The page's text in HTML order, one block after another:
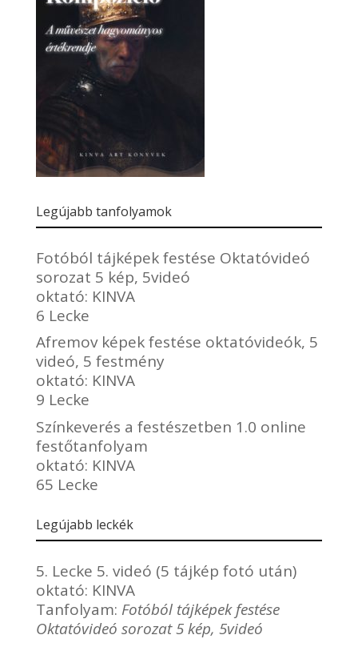
Legújabb tanfolyamok
Fotóból tájképek festése Oktatóvideó
sorozat 5 kép, 5videó
oktató: KINVA
6 Lecke
Afremov képek festése oktatóvideók, 5
videó, 5 festmény
oktató: KINVA
9 Lecke
Színkeverés a festészetben 1.0 online
festőtanfolyam
oktató: KINVA
65 Lecke
Legújabb leckék
5. Lecke 5. videó (5 tájkép fotó után)
oktató: KINVA
Tanfolyam: Fotóból tájképek festése
Oktatóvideó sorozat 5 kép, 5videó